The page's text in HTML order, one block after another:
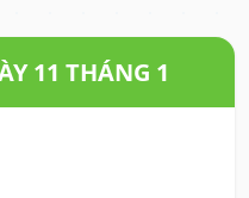
11 THÁNG 1